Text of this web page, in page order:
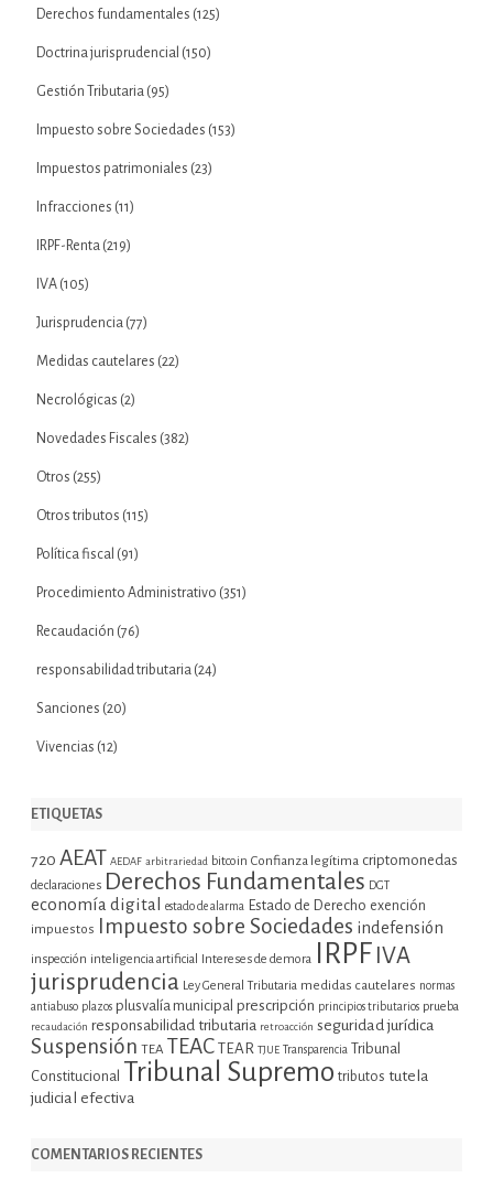
Derechos fundamentales (125)
Doctrina jurisprudencial (150)
Gestión Tributaria (95)
Impuesto sobre Sociedades (153)
Impuestos patrimoniales (23)
Infracciones (11)
IRPF-Renta (219)
IVA (105)
Jurisprudencia (77)
Medidas cautelares (22)
Necrológicas (2)
Novedades Fiscales (382)
Otros (255)
Otros tributos (115)
Política fiscal (91)
Procedimiento Administrativo (351)
Recaudación (76)
responsabilidad tributaria (24)
Sanciones (20)
Vivencias (12)
ETIQUETAS
720 AEAT AEDAF arbitrariedad bitcoin Confianza legítima criptomonedas
declaraciones Derechos Fundamentales DGT
economía digital estado de alarma Estado de Derecho exención
impuestos Impuesto sobre Sociedades indefensión
inspección inteligencia artificial Intereses de demora IRPF IVA
jurisprudencia Ley General Tributaria medidas cautelares normas
antiabuso plazos plusvalía municipal prescripción principios tributarios prueba
recaudación responsabilidad tributaria retroacción seguridad jurídica
Suspensión TEA TEAC TEAR TJUE Transparencia Tribunal
Constitucional Tribunal Supremo tributos tutela
judicial efectiva
COMENTARIOS RECIENTES